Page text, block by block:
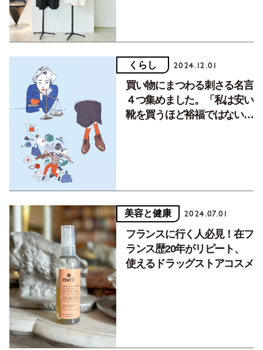
くらし 2024.12.01
買い物にまつわる刺さる名言
４つ集めました。「私は安い
靴を買うほど裕福ではない」
美容と健康 2024.07.01
フランスに行く人必見！在フ
ランス歴20年がリピート、
使えるドラッグストアコスメ